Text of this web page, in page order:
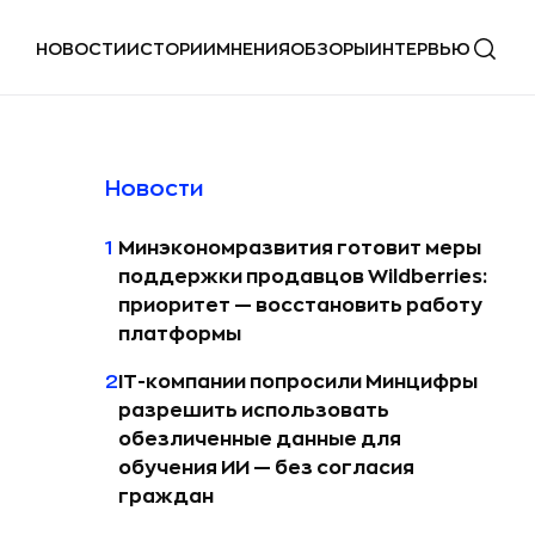
НОВОСТИ ИСТОРИИ МНЕНИЯ ОБЗОРЫ ИНТЕРВЬЮ
Новости
1
Минэкономразвития готовит меры
поддержки продавцов Wildberries:
приоритет — восстановить работу
платформы
2 IT-компании попросили Минцифры
разрешить использовать
обезличенные данные для
обучения ИИ — без согласия
граждан